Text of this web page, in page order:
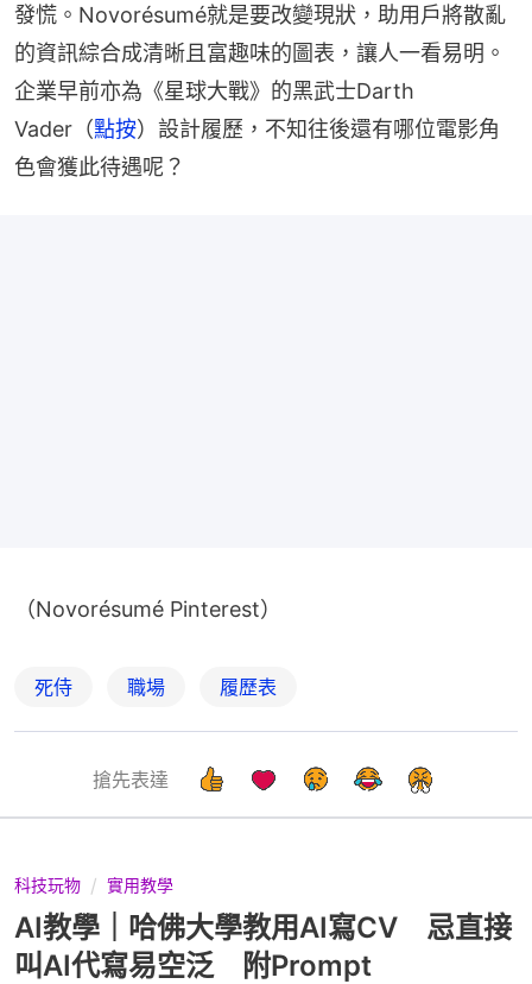
發慌。Novorésumé就是要改變現狀，助用戶將散亂
的資訊綜合成清晰且富趣味的圖表，讓人一看易明。
企業早前亦為《星球大戰》的黑武士Darth
Vader（點按）設計履歷，不知往後還有哪位電影角
色會獲此待遇呢？
（Novorésumé Pinterest）
死侍 職場 履歷表
搶先表達
科技玩物 實用教學
AI教學｜哈佛大學教用AI寫CV 忌直接
叫AI代寫易空泛 附Prompt